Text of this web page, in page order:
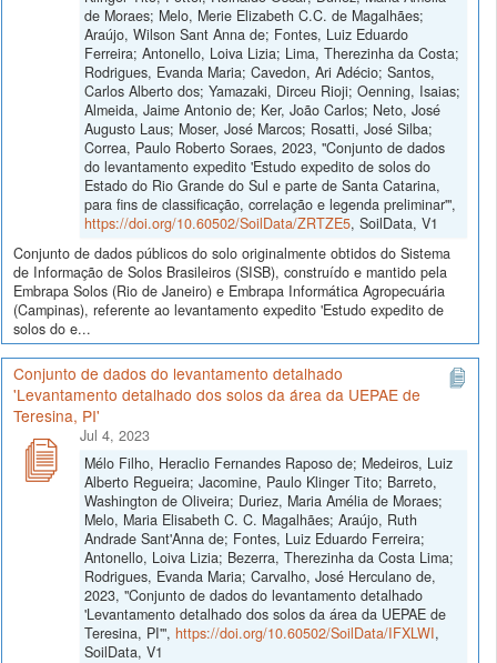
de Moraes; Melo, Merie Elizabeth C.C. de Magalhães;
Araújo, Wilson Sant Anna de; Fontes, Luiz Eduardo
Ferreira; Antonello, Loiva Lizia; Lima, Therezinha da Costa;
Rodrigues, Evanda Maria; Cavedon, Ari Adécio; Santos,
Carlos Alberto dos; Yamazaki, Dirceu Rioji; Oenning, Isaias;
Almeida, Jaime Antonio de; Ker, João Carlos; Neto, José
Augusto Laus; Moser, José Marcos; Rosatti, José Silba;
Correa, Paulo Roberto Soraes, 2023, "Conjunto de dados
do levantamento expedito 'Estudo expedito de solos do
Estado do Rio Grande do Sul e parte de Santa Catarina,
para fins de classificação, correlação e legenda preliminar'",
https://doi.org/10.60502/SoilData/ZRTZE5, SoilData, V1
Conjunto de dados públicos do solo originalmente obtidos do Sistema
de Informação de Solos Brasileiros (SISB), construído e mantido pela
Embrapa Solos (Rio de Janeiro) e Embrapa Informática Agropecuária
(Campinas), referente ao levantamento expedito 'Estudo expedito de
solos do e...
Conjunto de dados do levantamento detalhado
'Levantamento detalhado dos solos da área da UEPAE de
Teresina, PI'
Jul 4, 2023
Mélo Filho, Heraclio Fernandes Raposo de; Medeiros, Luiz
Alberto Regueira; Jacomine, Paulo Klinger Tito; Barreto,
Washington de Oliveira; Duriez, Maria Amélia de Moraes;
Melo, Maria Elisabeth C. C. Magalhães; Araújo, Ruth
Andrade Sant'Anna de; Fontes, Luiz Eduardo Ferreira;
Antonello, Loiva Lizia; Bezerra, Therezinha da Costa Lima;
Rodrigues, Evanda Maria; Carvalho, José Herculano de,
2023, "Conjunto de dados do levantamento detalhado
'Levantamento detalhado dos solos da área da UEPAE de
Teresina, PI'", https://doi.org/10.60502/SoilData/IFXLWI,
SoilData, V1